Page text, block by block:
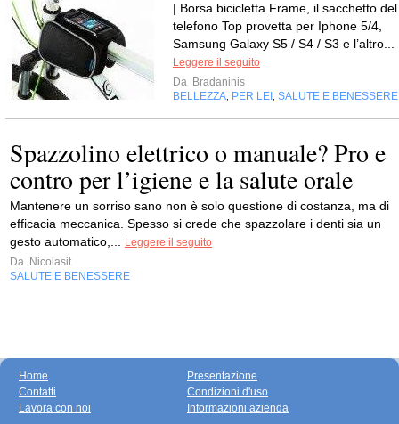
| Borsa bicicletta Frame, il sacchetto del
telefono Top provetta per Iphone 5/4,
Samsung Galaxy S5 / S4 / S3 e l’altro...
Leggere il seguito
Da Bradaninis
BELLEZZA PER LEI SALUTE E BENESSERE
Spazzolino elettrico o manuale? Pro e
contro per l’igiene e la salute orale
Mantenere un sorriso sano non è solo questione di costanza, ma di
efficacia meccanica. Spesso si crede che spazzolare i denti sia un
gesto automatico,...
Leggere il seguito
Da Nicolasit
SALUTE E BENESSERE
Home
Contatti
Lavora con noi
Presentazione
Condizioni d'uso
Informazioni azienda